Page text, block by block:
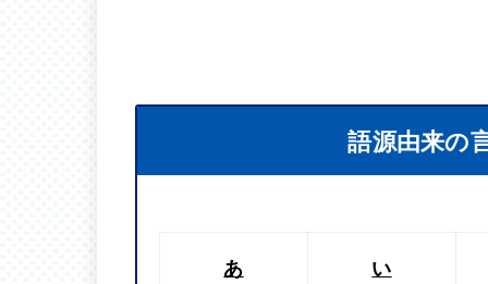
語源由来の
あ い